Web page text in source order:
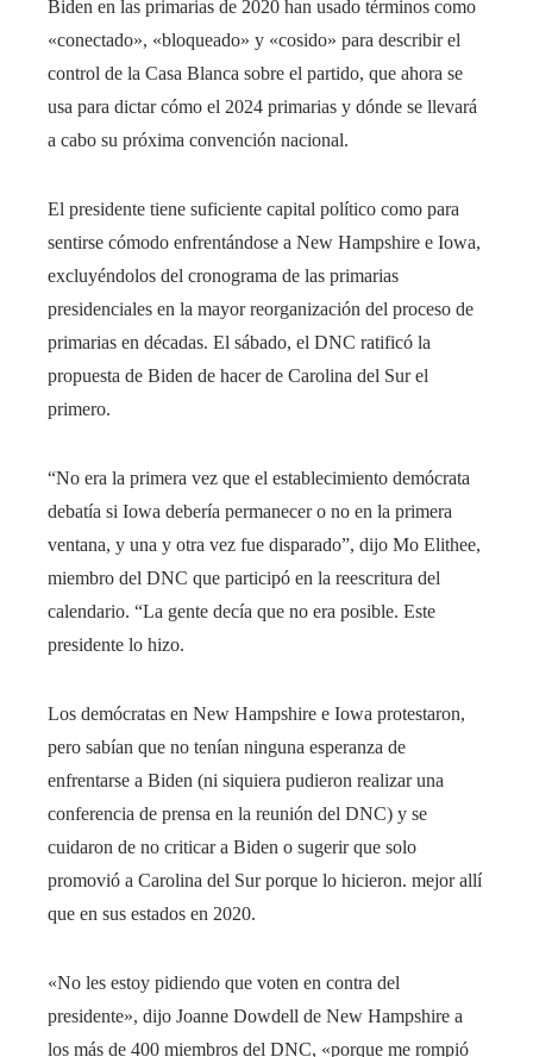
Biden en las primarias de 2020 han usado términos como
«conectado», «bloqueado» y «cosido» para describir el
control de la Casa Blanca sobre el partido, que ahora se
usa para dictar cómo el 2024 primarias y dónde se llevará
a cabo su próxima convención nacional.
El presidente tiene suficiente capital político como para
sentirse cómodo enfrentándose a New Hampshire e Iowa,
excluyéndolos del cronograma de las primarias
presidenciales en la mayor reorganización del proceso de
primarias en décadas. El sábado, el DNC ratificó la
propuesta de Biden de hacer de Carolina del Sur el
primero.
“No era la primera vez que el establecimiento demócrata
debatía si Iowa debería permanecer o no en la primera
ventana, y una y otra vez fue disparado”, dijo Mo Elithee,
miembro del DNC que participó en la reescritura del
calendario. “La gente decía que no era posible. Este
presidente lo hizo.
Los demócratas en New Hampshire e Iowa protestaron,
pero sabían que no tenían ninguna esperanza de
enfrentarse a Biden (ni siquiera pudieron realizar una
conferencia de prensa en la reunión del DNC) y se
cuidaron de no criticar a Biden o sugerir que solo
promovió a Carolina del Sur porque lo hicieron. mejor allí
que en sus estados en 2020.
«No les estoy pidiendo que voten en contra del
presidente», dijo Joanne Dowdell de New Hampshire a
los más de 400 miembros del DNC, «porque me rompió